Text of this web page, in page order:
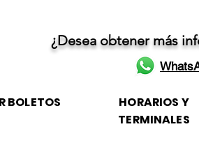
¿Desea obtener más
BOLETOS
HORARIOS Y
TERMINALES